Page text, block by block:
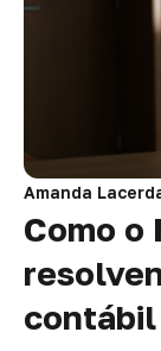
Amanda
Como o
contábil